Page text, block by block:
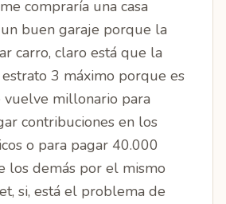
compraría una casa
buen garaje porque la
carro, claro está que la
estrato 3 máximo porque es
vuelve millonario para
contribuciones en los
o para pagar 40.000
los demás por el mismo
si, está el problema de